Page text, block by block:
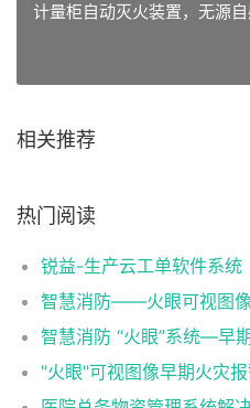
计量柜自动灭火装置，无源自
相关推荐
热门阅读
锐益-生产云工单软件系统
智慧消防 “火眼”系统—早